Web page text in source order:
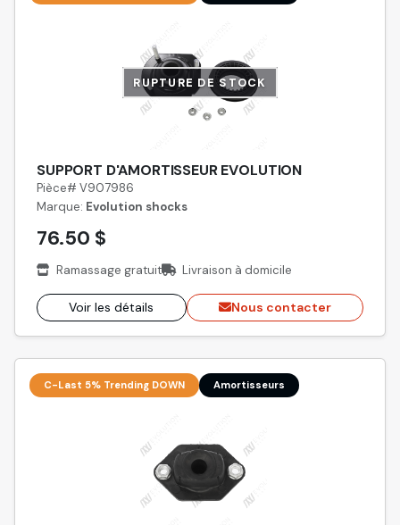
RUPTURE DE STOCK
SUPPORT D'AMORTISSEUR EVOLUTION
Pièce# V907986
Marque: Evolution shocks
76.50 $
Ramassage gratuit Livraison à domicile
Voir les détails Nous contacter
C-Last 5% Trending DOWN Amortisseurs